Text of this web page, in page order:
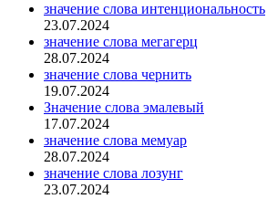
значение слова интенциональность
23.07.2024
значение слова мегагерц
28.07.2024
значение слова чернить
19.07.2024
Значение слова эмалевый
17.07.2024
значение слова мемуар
28.07.2024
значение слова лозунг
23.07.2024